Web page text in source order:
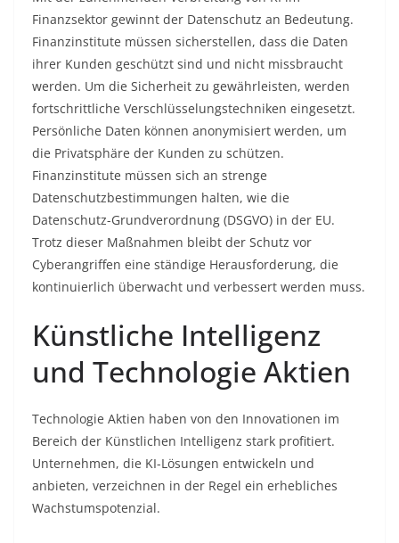
Finanzsektor gewinnt der Datenschutz an Bedeutung.
Finanzinstitute müssen sicherstellen, dass die Daten
ihrer Kunden geschützt sind und nicht missbraucht
werden. Um die Sicherheit zu gewährleisten, werden
fortschrittliche Verschlüsselungstechniken eingesetzt.
Persönliche Daten können anonymisiert werden, um
die Privatsphäre der Kunden zu schützen.
Finanzinstitute müssen sich an strenge
Datenschutzbestimmungen halten, wie die
Datenschutz-Grundverordnung (DSGVO) in der EU.
Trotz dieser Maßnahmen bleibt der Schutz vor
Cyberangriffen eine ständige Herausforderung, die
kontinuierlich überwacht und verbessert werden muss.
Künstliche Intelligenz
und Technologie Aktien
Technologie Aktien haben von den Innovationen im
Bereich der Künstlichen Intelligenz stark profitiert.
Unternehmen, die KI-Lösungen entwickeln und
anbieten, verzeichnen in der Regel ein erhebliches
Wachstumspotenzial.